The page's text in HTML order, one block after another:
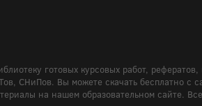
готовых курсовых работ,
СНиПов. Вы можете скачать бесплатно с
на нашем образовательном сайте.